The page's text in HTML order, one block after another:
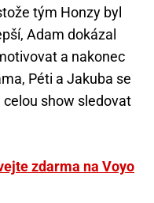
tým Honzy byl
Adam dokázal
a nakonec
Péti a Jakuba se
show sledovat
zdarma na Voyo